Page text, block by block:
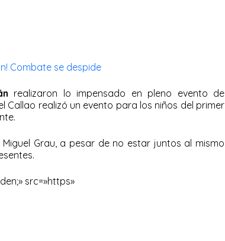
Combate se despide
realizaron lo impensado en pleno evento de
Callao realizó un evento para los niños del primer
Grau, a pesar de no estar juntos al mismo
src=»https»